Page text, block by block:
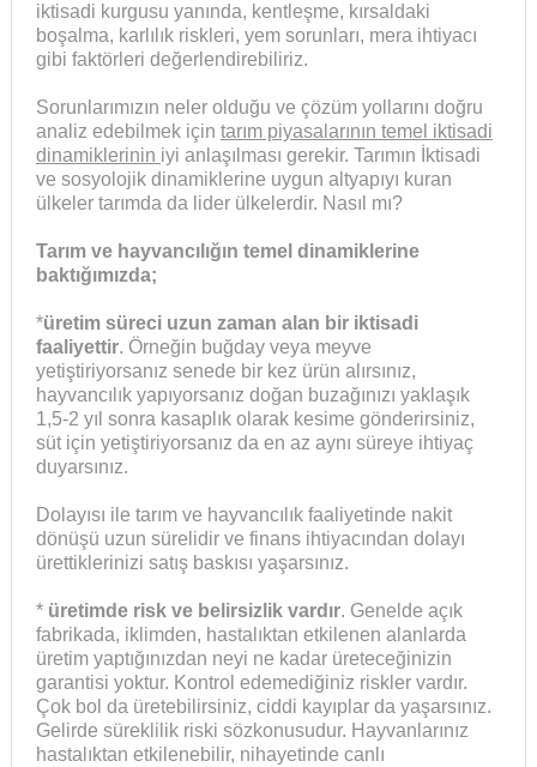
iktisadi kurgusu yanında, kentleşme, kırsaldaki
boşalma, karlılık riskleri, yem sorunları, mera ihtiyacı
gibi faktörleri değerlendirebiliriz.
Sorunlarımızın neler olduğu ve çözüm yollarını doğru
analiz edebilmek için tarım piyasalarının temel iktisadi
dinamiklerinin iyi anlaşılması gerekir. Tarımın İktisadi
ve sosyolojik dinamiklerine uygun altyapıyı kuran
ülkeler tarımda da lider ülkelerdir. Nasıl mı?
Tarım ve hayvancılığın temel dinamiklerine
baktığımızda;
*üretim süreci uzun zaman alan bir iktisadi
faaliyettir. Örneğin buğday veya meyve
yetiştiriyorsanız senede bir kez ürün alırsınız,
hayvancılık yapıyorsanız doğan buzağınızı yaklaşık
1,5-2 yıl sonra kasaplık olarak kesime gönderirsiniz,
süt için yetiştiriyorsanız da en az aynı süreye ihtiyaç
duyarsınız.
Dolayısı ile tarım ve hayvancılık faaliyetinde nakit
dönüşü uzun sürelidir ve finans ihtiyacından dolayı
ürettiklerinizi satış baskısı yaşarsınız.
* üretimde risk ve belirsizlik vardır. Genelde açık
fabrikada, iklimden, hastalıktan etkilenen alanlarda
üretim yaptığınızdan neyi ne kadar üreteceğinizin
garantisi yoktur. Kontrol edemediğiniz riskler vardır.
Çok bol da üretebilirsiniz, ciddi kayıplar da yaşarsınız.
Gelirde süreklilik riski sözkonusudur. Hayvanlarınız
hastalıktan etkilenebilir, nihayetinde canlı